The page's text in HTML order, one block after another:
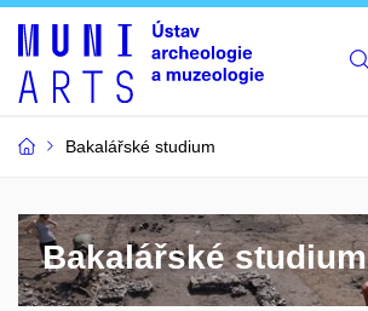
Bakalářské studium
Bakalářské studium